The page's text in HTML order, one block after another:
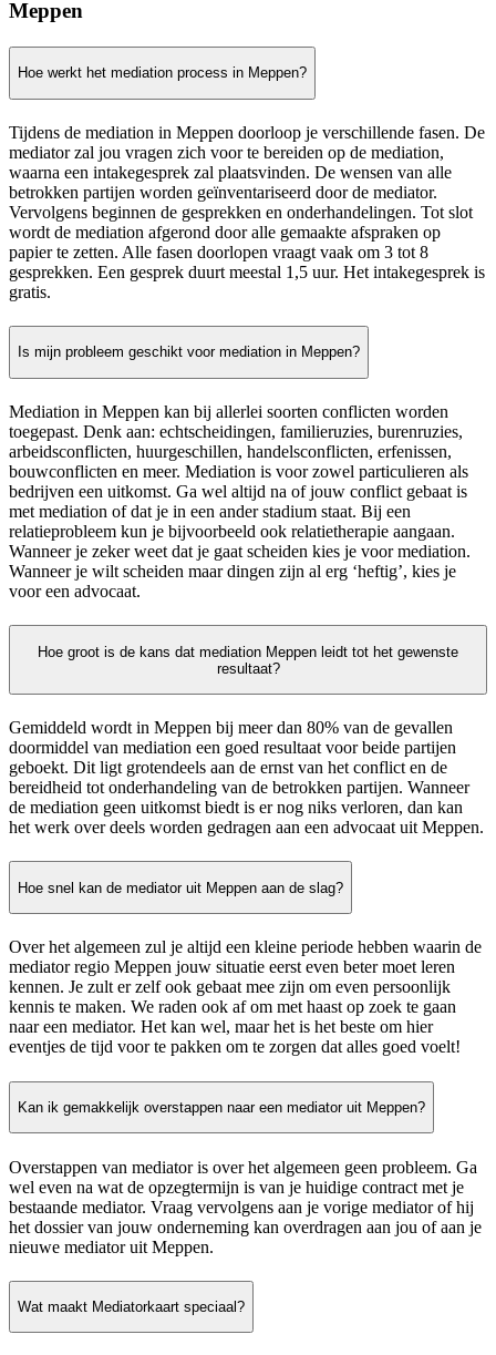
Meppen
Hoe werkt het mediation process in Meppen?
Tijdens de mediation in Meppen doorloop je verschillende fasen. De
mediator zal jou vragen zich voor te bereiden op de mediation,
waarna een intakegesprek zal plaatsvinden. De wensen van alle
betrokken partijen worden geïnventariseerd door de mediator.
Vervolgens beginnen de gesprekken en onderhandelingen. Tot slot
wordt de mediation afgerond door alle gemaakte afspraken op
papier te zetten. Alle fasen doorlopen vraagt vaak om 3 tot 8
gesprekken. Een gesprek duurt meestal 1,5 uur. Het intakegesprek is
gratis.
Is mijn probleem geschikt voor mediation in Meppen?
Mediation in Meppen kan bij allerlei soorten conflicten worden
toegepast. Denk aan: echtscheidingen, familieruzies, burenruzies,
arbeidsconflicten, huurgeschillen, handelsconflicten, erfenissen,
bouwconflicten en meer. Mediation is voor zowel particulieren als
bedrijven een uitkomst. Ga wel altijd na of jouw conflict gebaat is
met mediation of dat je in een ander stadium staat. Bij een
relatieprobleem kun je bijvoorbeeld ook relatietherapie aangaan.
Wanneer je zeker weet dat je gaat scheiden kies je voor mediation.
Wanneer je wilt scheiden maar dingen zijn al erg ‘heftig’, kies je
voor een advocaat.
Hoe groot is de kans dat mediation Meppen leidt tot het gewenste
resultaat?
Gemiddeld wordt in Meppen bij meer dan 80% van de gevallen
doormiddel van mediation een goed resultaat voor beide partijen
geboekt. Dit ligt grotendeels aan de ernst van het conflict en de
bereidheid tot onderhandeling van de betrokken partijen. Wanneer
de mediation geen uitkomst biedt is er nog niks verloren, dan kan
het werk over deels worden gedragen aan een advocaat uit Meppen.
Hoe snel kan de mediator uit Meppen aan de slag?
Over het algemeen zul je altijd een kleine periode hebben waarin de
mediator regio Meppen jouw situatie eerst even beter moet leren
kennen. Je zult er zelf ook gebaat mee zijn om even persoonlijk
kennis te maken. We raden ook af om met haast op zoek te gaan
naar een mediator. Het kan wel, maar het is het beste om hier
eventjes de tijd voor te pakken om te zorgen dat alles goed voelt!
Kan ik gemakkelijk overstappen naar een mediator uit Meppen?
Overstappen van mediator is over het algemeen geen probleem. Ga
wel even na wat de opzegtermijn is van je huidige contract met je
bestaande mediator. Vraag vervolgens aan je vorige mediator of hij
het dossier van jouw onderneming kan overdragen aan jou of aan je
nieuwe mediator uit Meppen.
Wat maakt Mediatorkaart speciaal?